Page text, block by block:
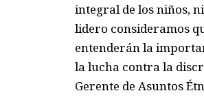
integral de los niños,
lidero consideramos
entenderán la
la lucha contra la
Gerente de Asuntos